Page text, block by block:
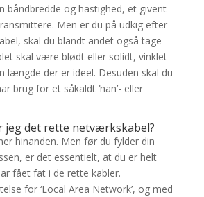
båndbredde og hastighed, et givent
Men er du på udkig efter
skal du blandt andet også tage
skal være blødt eller solidt, vinklet
længde der er ideel. Desuden skal du
brug for et såkaldt ‘han’- eller
jeg det rette netværkskabel?
hinanden. Men før du fylder din
er det essentielt, at du er helt
fået fat i de rette kabler.
for ‘Local Area Network’, og med